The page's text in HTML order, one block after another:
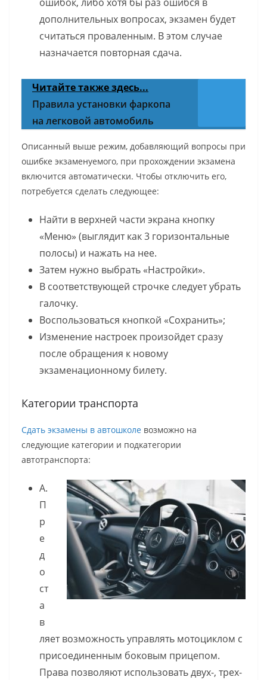
дополнительных вопросах, экзамен будет
считаться проваленным. В этом случае
назначается повторная сдача.
Читайте также здесь...
Правила установки фаркопа
на легковой автомобиль
Описанный выше режим, добавляющий вопросы при
ошибке экзаменуемого, при прохождении экзамена
включится автоматически. Чтобы отключить его,
потребуется сделать следующее:
Найти в верхней части экрана кнопку
«Меню» (выглядит как 3 горизонтальные
полосы) и нажать на нее.
Затем нужно выбрать «Настройки».
В соответствующей строчке следует убрать
галочку.
Воспользоваться кнопкой «Сохранить»;
Изменение настроек произойдет сразу
после обращения к новому
экзаменационному билету.
Категории транспорта
Сдать экзамены в автошколе возможно на
следующие категории и подкатегории
автотранспорта:
А.
П
р
е
д
о
ст
а
в
ляет возможность управлять мотоциклом с
присоединенным боковым прицепом.
Права позволяют использовать двух-, трех-